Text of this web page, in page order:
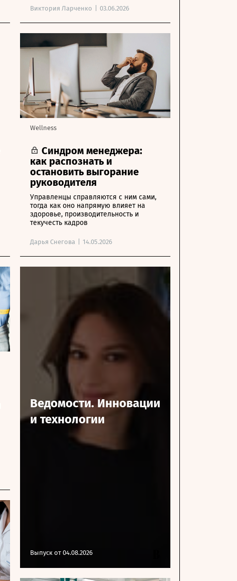
Виктория Ларченко 03.06.2026
Wellness
Синдром менеджера:
как распознать и
остановить выгорание
руководителя
Управленцы справляются с ним сами,
тогда как оно напрямую влияет на
здоровье, производительность и
текучесть кадров
Дарья Снегова 14.05.2026
Ведомости. Инновации
и технологии
Выпуск от 04.08.2026